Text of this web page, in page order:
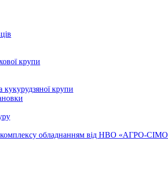
крупи
крупи
комплексу обладнанням від НВО «АГРО-